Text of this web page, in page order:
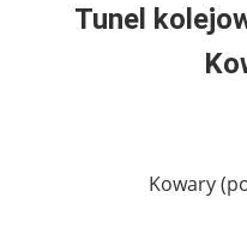
Tunel
Kowary